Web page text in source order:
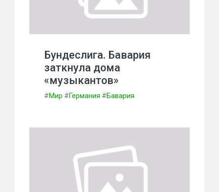
Бундеслига. Бавария
заткнула дома
«музыкантов»
#Мир #Германия #Бавария